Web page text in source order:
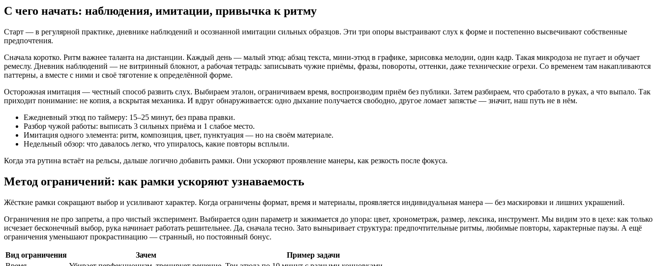
С чего начать: наблюдения, имитации, привычка к ритму
Старт — в регулярной практике, дневнике наблюдений и осознанной имитации сильных образцов. Эти три опоры выстраивают слух к форме и постепенно высвечивают собственные
предпочтения.
Сначала коротко. Ритм важнее таланта на дистанции. Каждый день — малый этюд: абзац текста, мини-этюд в графике, зарисовка мелодии, один кадр. Такая микродоза не пугает и обучает
ремеслу. Дневник наблюдений — не витринный блокнот, а рабочая тетрадь: записывать чужие приёмы, фразы, повороты, оттенки, даже технические огрехи. Со временем там накапливаются
паттерны, а вместе с ними и своё тяготение к определённой форме.
Осторожная имитация — честный способ развить слух. Выбираем эталон, ограничиваем время, воспроизводим приём без публики. Затем разбираем, что сработало в руках, а что выпало. Так
приходит понимание: не копия, а вскрытая механика. И вдруг обнаруживается: одно дыхание получается свободно, другое ломает запястье — значит, наш путь не в нём.
Ежедневный этюд по таймеру: 15–25 минут, без права правки.
Разбор чужой работы: выписать 3 сильных приёма и 1 слабое место.
Имитация одного элемента: ритм, композиция, цвет, пунктуация — но на своём материале.
Недельный обзор: что давалось легко, что упиралось, какие повторы всплыли.
Когда эта рутина встаёт на рельсы, дальше логично добавить рамки. Они ускоряют проявление манеры, как резкость после фокуса.
Метод ограничений: как рамки ускоряют узнаваемость
Жёсткие рамки сокращают выбор и усиливают характер. Когда ограничены формат, время и материалы, проявляется индивидуальная манера — без маскировки и лишних украшений.
Ограничения не про запреты, а про чистый эксперимент. Выбирается один параметр и зажимается до упора: цвет, хронометраж, размер, лексика, инструмент. Мы видим это в цехе: как только
исчезает бесконечный выбор, рука начинает работать решительнее. Да, сначала тесно. Зато выныривает структура: предпочтительные ритмы, любимые повторы, характерные паузы. А ещё
ограничения уменьшают прокрастинацию — странный, но постоянный бонус.
Вид ограничения Зачем
Пример задачи